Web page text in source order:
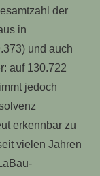
der
in
und auch
auf 130.722
jedoch
erkennbar zu
vielen Jahren